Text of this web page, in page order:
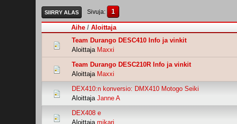
SIIRRY ALAS Sivuja 1
Aihe / Aloittaja
Team Durango DESC410 Info ja vinkit
Aloittaja Maxxi
Team Durango DESC210R Info ja vinkit
Aloittaja Maxxi
DEX410:n konversio: DMX410 Motogo Seiki
Aloittaja Janne A
DEX408 e
Aloittaja mikari